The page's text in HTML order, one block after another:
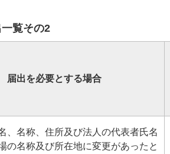
覧その2
届出を必要とする場合
、名称、住所及び法人の代表者氏名
の名称及び所在地に変更があったと